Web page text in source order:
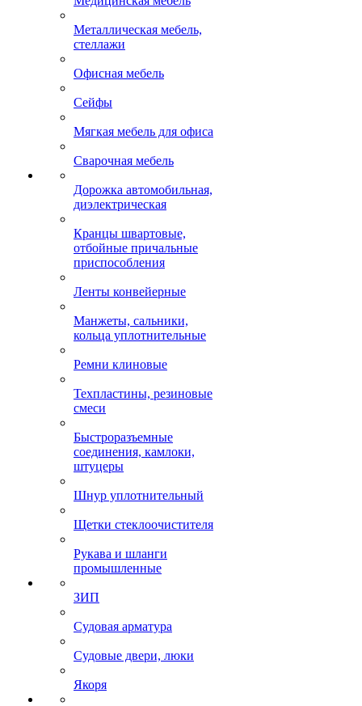
Металлическая мебель,
стеллажи
Офисная мебель
Сейфы
Мягкая мебель для офиса
Сварочная мебель
Дорожка автомобильная,
диэлектрическая
Кранцы швартовые,
отбойные причальные
приспособления
Ленты конвейерные
Манжеты, сальники,
кольца уплотнительные
Ремни клиновые
Техпластины, резиновые
смеси
Быстроразъемные
соединения, камлоки,
штуцеры
Шнур уплотнительный
Щетки стеклоочистителя
Рукава и шланги
промышленные
ЗИП
Судовая арматура
Судовые двери, люки
Якоря